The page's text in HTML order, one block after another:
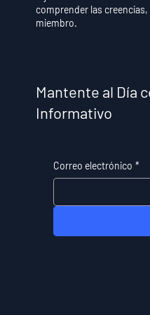
comprender las
miembro.
Mantente al Día
Informativo
Correo electrónico *